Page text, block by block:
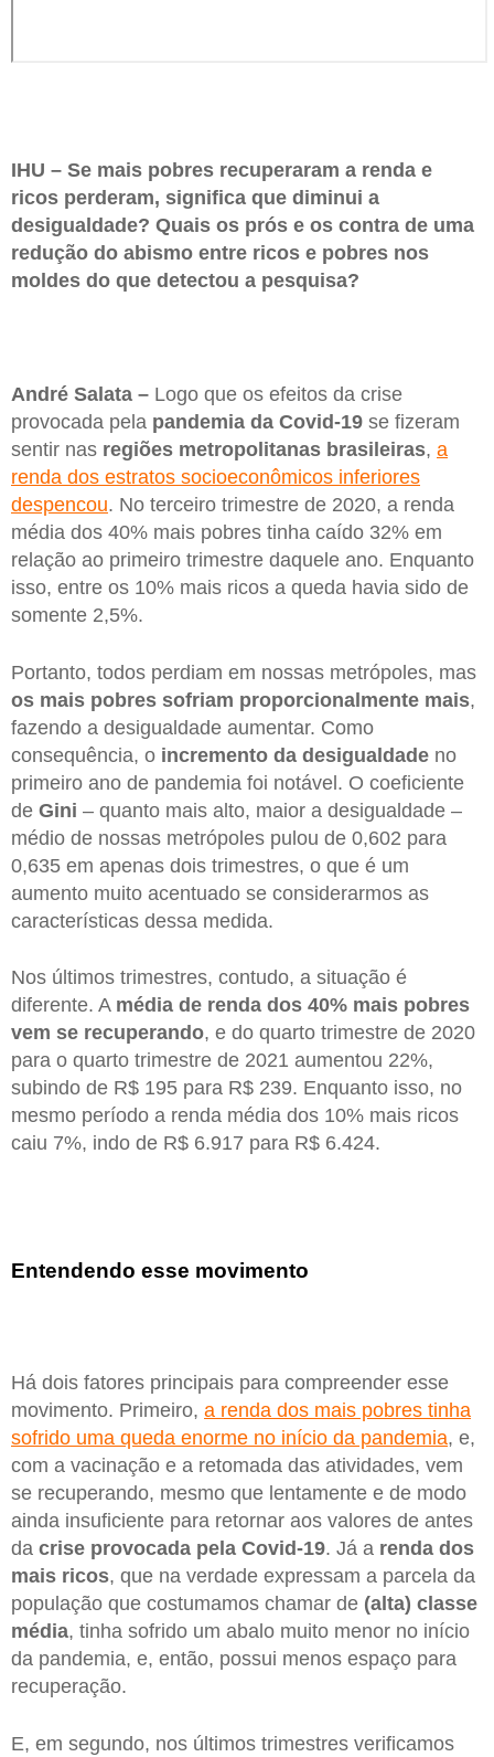
IHU – Se mais pobres recuperaram a renda e
ricos perderam, significa que diminui a
desigualdade? Quais os prós e os contra de uma
redução do abismo entre ricos e pobres nos
moldes do que detectou a pesquisa?
André Salata – Logo que os efeitos da crise
provocada pela pandemia da Covid-19 se fizeram
sentir nas regiões metropolitanas brasileiras, a
renda dos estratos socioeconômicos inferiores
despencou. No terceiro trimestre de 2020, a renda
média dos 40% mais pobres tinha caído 32% em
relação ao primeiro trimestre daquele ano. Enquanto
isso, entre os 10% mais ricos a queda havia sido de
somente 2,5%.
Portanto, todos perdiam em nossas metrópoles, mas
os mais pobres sofriam proporcionalmente mais,
fazendo a desigualdade aumentar. Como
consequência, o incremento da desigualdade no
primeiro ano de pandemia foi notável. O coeficiente
de Gini – quanto mais alto, maior a desigualdade –
médio de nossas metrópoles pulou de 0,602 para
0,635 em apenas dois trimestres, o que é um
aumento muito acentuado se considerarmos as
características dessa medida.
Nos últimos trimestres, contudo, a situação é
diferente. A média de renda dos 40% mais pobres
vem se recuperando, e do quarto trimestre de 2020
para o quarto trimestre de 2021 aumentou 22%,
subindo de R$ 195 para R$ 239. Enquanto isso, no
mesmo período a renda média dos 10% mais ricos
caiu 7%, indo de R$ 6.917 para R$ 6.424.
Entendendo esse movimento
Há dois fatores principais para compreender esse
movimento. Primeiro, a renda dos mais pobres tinha
sofrido uma queda enorme no início da pandemia, e,
com a vacinação e a retomada das atividades, vem
se recuperando, mesmo que lentamente e de modo
ainda insuficiente para retornar aos valores de antes
da crise provocada pela Covid-19. Já a renda dos
mais ricos, que na verdade expressam a parcela da
população que costumamos chamar de (alta) classe
média, tinha sofrido um abalo muito menor no início
da pandemia, e, então, possui menos espaço para
recuperação.
E, em segundo, nos últimos trimestres verificamos